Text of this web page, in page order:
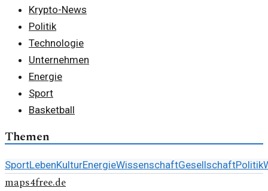
Krypto-News
Politik
Technologie
Unternehmen
Energie
Sport
Basketball
Themen
SportLebenKulturEnergieWissenschaftGesellschaftPolitik
maps4free.de